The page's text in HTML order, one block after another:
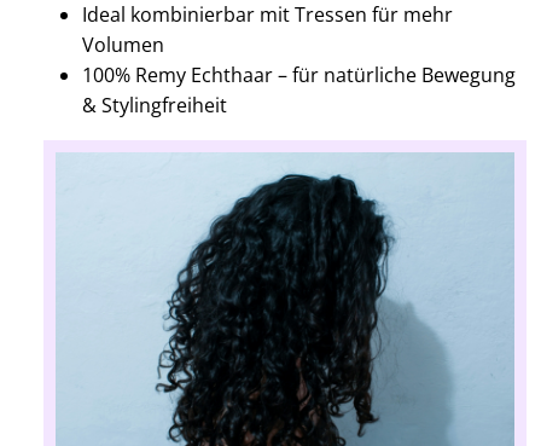
Ideal kombinierbar mit Tressen für mehr
Volumen
100% Remy Echthaar – für natürliche Bewegung
& Stylingfreiheit